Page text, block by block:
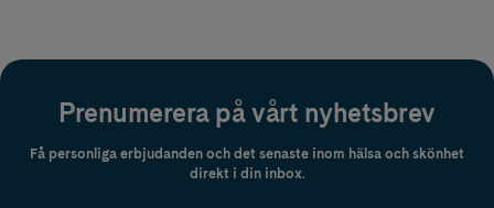
Prenumerera på vårt nyhetsbrev
Få personliga erbjudanden och det senaste inom hälsa och skönhet
direkt i din inbox.